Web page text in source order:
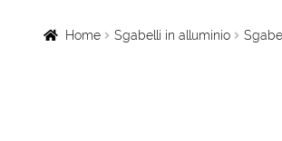
Home Sgabelli in alluminio